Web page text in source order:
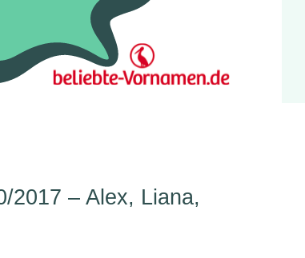
2017 – Alex, Liana,